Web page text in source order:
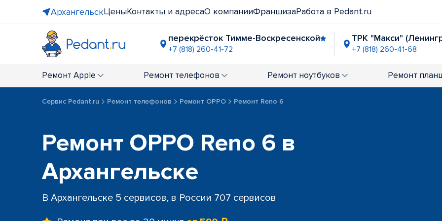
АрхангельскЦеныКонтакты и адресаО компанииФраншизаРабота в Pedant.ru
перекрёсток Тимме-Воскресенской
+7 (818) 260-41-72
ТРК "Макси"
+7 (818) 260-41-68
+7 (818) 260-43-03 +7 (818) 260-43-02 +7
Ремонт Apple Ремонт телефонов Ремонт ноутбуков Ремонт
Сервис Pedant.ru Ремонт телефонов Ремонт OPPO Ремонт Reno 6
Ремонт OPPO Reno 6 в
Архангельске
В Архангельске 5 сервисов, в России 707 сервисов